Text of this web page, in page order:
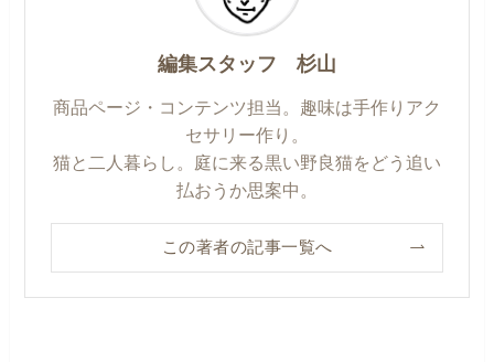
編集スタッフ 杉山
商品ページ・コンテンツ担当。趣味は手作りアク
セサリー作り。
猫と二人暮らし。庭に来る黒い野良猫をどう追い
払おうか思案中。
この著者の記事一覧へ